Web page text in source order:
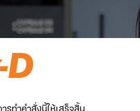
ทำคำสั่งนี้ให้เสร็จสิ้น